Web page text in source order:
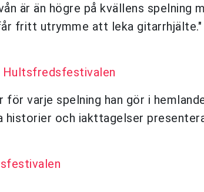
är än högre på kvällens spelning
fritt utrymme att leka gitarrhjälte."
Hultsfredsfestivalen
varje spelning han gör i
historier och iakttagelser